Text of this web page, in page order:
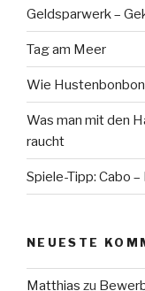
Geldsparwerk –
Tag am Meer
Wie
Was man mit den
raucht
Spiele-Tipp: Cabo
NEUESTE
Matthias zu